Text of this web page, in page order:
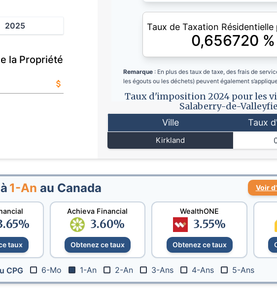
2025
la Propriété
Taux de Taxation
0,656720 %
Remarque : En plus des taux de taxe, des frais de
les égouts ou les déchets) peuvent également
Taux d'imposition 2024 pour les
Salaberry-de-
Ville Taux
Kirkland
1-An au Canada Voir
%
taux
Achieva Financial
3.60%
Obtenez ce taux
WealthONE
3.55%
Obtenez ce taux
CPG 6-Mo 1-An 2-An 3-Ans 4-Ans 5-Ans